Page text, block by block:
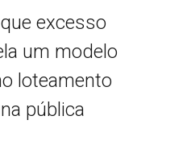
excesso
um modelo
loteamento
pública